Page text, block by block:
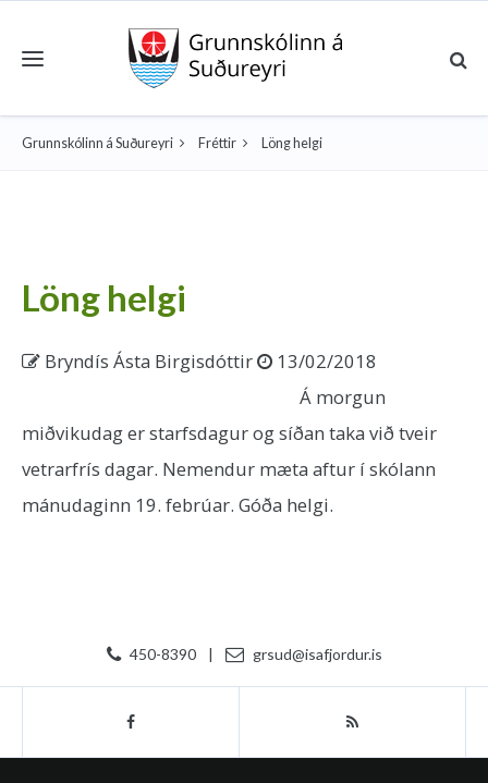
Toggle navigation
Grunnskólinn á Suðureyri Fréttir Löng helgi
Löng helgi
Bryndís Ásta Birgisdóttir
13/02/2018
Á morgun
miðvikudag er starfsdagur og síðan taka við tveir
vetrarfrís dagar. Nemendur mæta aftur í skólann
mánudaginn 19. febrúar. Góða helgi.
450-8390 | grsud@isafjordur.is